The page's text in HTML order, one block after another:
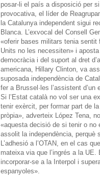
posar-li el país a disposició per
provocativa, el líder de
la Catalunya independent sigui
Blanca. L’exvocal del Consell
«oferir bases militars tenia sentit
Units no les necessiten» i
democràcia i del suport al dret
americana, Hillary Clinton, va
suposada independència de
fer a Brussel·les l’assistent d’un
Si l’Estat català no vol ser una
tenir exèrcit, per formar part de
pròpia», adverteix López Tena,
«aquesta decisió de si tenir o no
assolit la independència, perquè
L’adhesió a l’OTAN, en el cas
mateixa via que l’ingrés a la
incorporar-se a la Interpol i
espanyoles».